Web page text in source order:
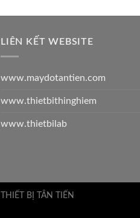
LIÊN KẾT WEBSITE
www.maydotantien.com
www.thietbithinghiem
www.thietbilab
THIẾT BỊ TÂN TIẾN